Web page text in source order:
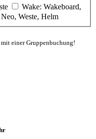
Wake: Wakeboard,
Weste, Helm
einer Gruppenbuchung!